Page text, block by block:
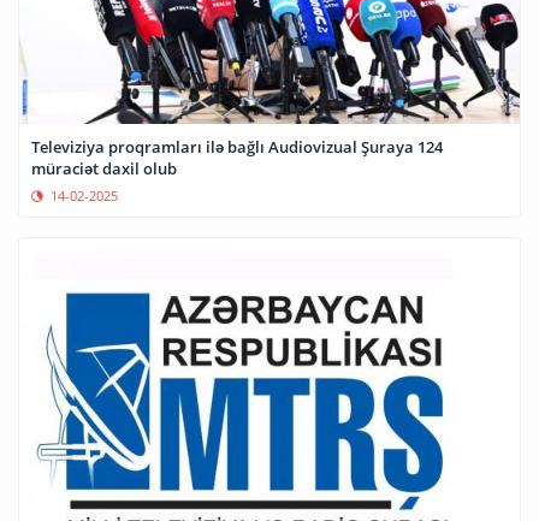
Televiziya proqramları ilə bağlı Audiovizual Şuraya 124
müraciət daxil olub
14-02-2025